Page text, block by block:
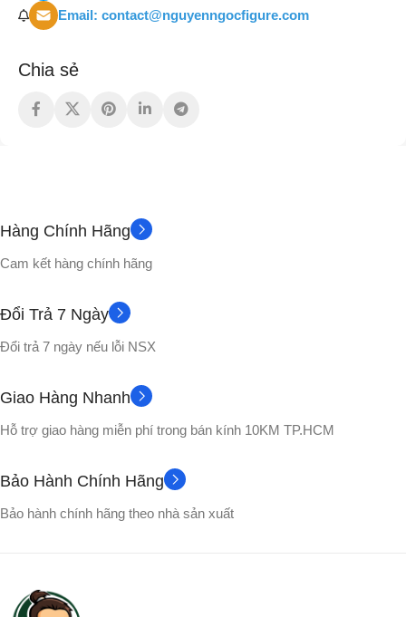
Email: contact@nguyenngocfigure.com
Chia sẻ
Hàng Chính Hãng
Cam kết hàng chính hãng
Đổi Trả 7 Ngày
Đổi trả 7 ngày nếu lỗi NSX
Giao Hàng Nhanh
Hỗ trợ giao hàng miễn phí trong bán kính 10KM TP.HCM
Bảo Hành Chính Hãng
Bảo hành chính hãng theo nhà sản xuất